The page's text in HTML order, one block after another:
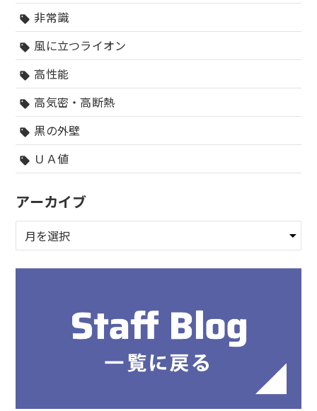
sell 非常識
sell 風に立つライオン
sell 高性能
sell 高気密・高断熱
sell 黒の外壁
sell ＵＡ値
アーカイブ